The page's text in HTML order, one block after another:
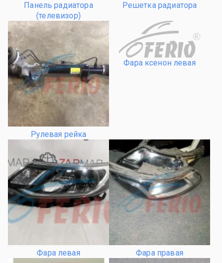
Панель радиатора
(телевизор)
Решетка радиатора
Рулевая рейка
R
Фара ксенон левая
Фара левая Фара правая